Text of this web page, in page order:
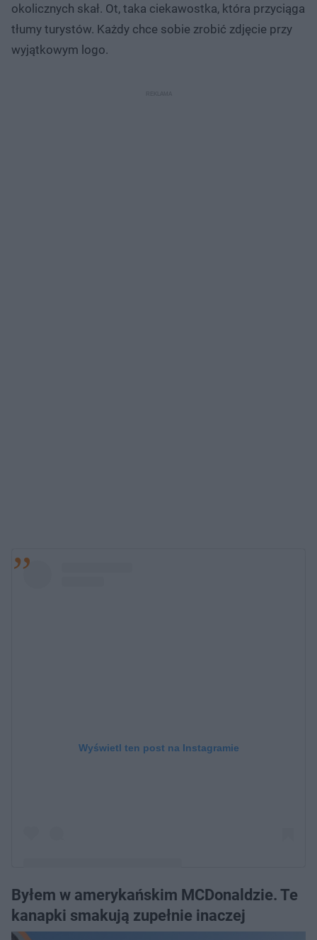
okolicznych skał. Ot, taka ciekawostka, która przyciąga
tłumy turystów. Każdy chce sobie zrobić zdjęcie przy
wyjątkowym logo.
Wyświetl ten post na Instagramie
Post udostępniony przez Wiking i Wilkołak
(@wikingiwilkolak)
Byłem w amerykańskim MCDonaldzie. Te
kanapki smakują zupełnie inaczej